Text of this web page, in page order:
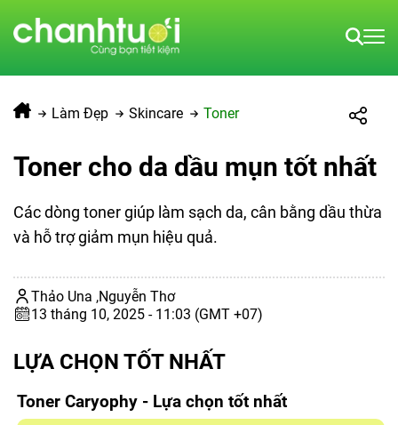
Làm Đẹp Skincare Toner
Toner cho da dầu mụn tốt nhất
Các dòng toner giúp làm sạch da, cân bằng dầu thừa
và hỗ trợ giảm mụn hiệu quả.
Thảo Una ,Nguyễn Thơ
13 tháng 10, 2025 - 11:03 (GMT +07)
LỰA CHỌN TỐT NHẤT
Toner Caryophy - Lựa chọn tốt nhất